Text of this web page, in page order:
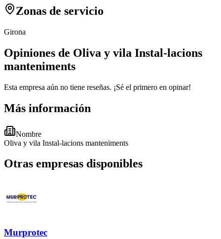
Zonas de servicio
Girona
Opiniones de Oliva y vila Instal-lacions
manteniments
Esta empresa aún no tiene reseñas. ¡Sé el primero en opinar!
Más información
Nombre
Oliva y vila Instal-lacions manteniments
Otras empresas disponibles
Murprotec